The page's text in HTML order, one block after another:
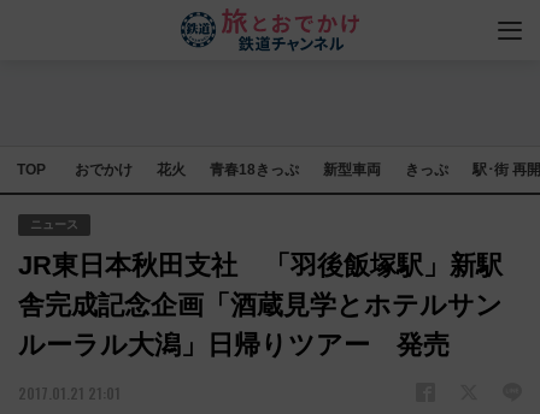
TOP おでかけ 花火 青春18きっぷ 新型車両 きっぷ 駅･街 再
ニュース
JR東日本秋田支社 「羽後飯塚駅」新駅
舎完成記念企画「酒蔵見学とホテルサン
ルーラル大潟」日帰りツアー 発売
2017.01.21 21:01